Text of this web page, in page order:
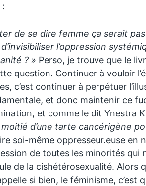
:
de se dire femme ça serait
l’oppression
? » Perso, je trouve que le
question. Continuer à vouloir
c’est continuer à perpétuer
et donc maintenir ce
et comme le dit Ynestra
moitié d’une tarte cancérigène
soi-même oppresseur.euse en
de toutes les minorités qui
de la cishétérosexualité. Alors
si bien, le féminisme, c’est